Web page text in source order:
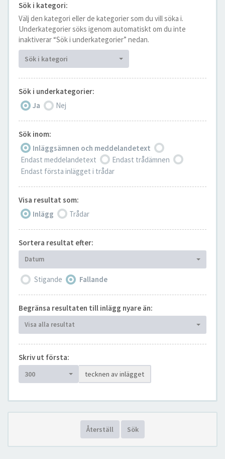
Sök i kategori:
Välj den kategori eller de kategorier som du vill söka i.
Underkategorier söks igenom automatiskt om du inte
inaktiverar “Sök i underkategorier” nedan.
Sök i kategori
Sök i underkategorier:
Ja
Nej
Sök inom:
Inläggsämnen och meddelandetext
Endast meddelandetext
Endast trådämnen
Endast första inlägget i trådar
Visa resultat som:
Inlägg
Trådar
Sortera resultat efter:
Datum
Stigande Fallande
Begränsa resultaten till inlägg nyare än:
Visa alla resultat
Skriv ut första:
300 tecknen av inlägget
Återställ Sök